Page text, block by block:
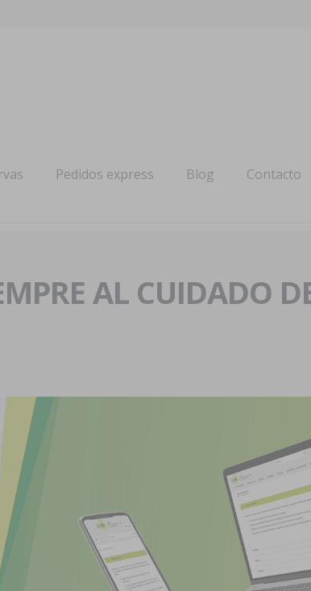
Pedidos express Blog Contacto
AL CUIDADO